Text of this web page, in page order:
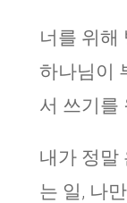
너를 위해
하나님이
서 쓰기를
내가 정말
는 일, 나